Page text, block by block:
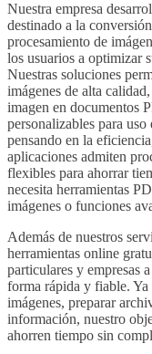
Nuestra empresa
destinado a la
procesamiento de
los usuarios a optimizar
Nuestras soluciones
imágenes de alta
imagen en documentos
personalizables para
pensando en la
aplicaciones admiten
flexibles para ahorrar
necesita herramientas
imágenes o funciones
Además de nuestros
herramientas online
particulares y empresas
forma rápida y fiable. Ya
imágenes, preparar
información, nuestro
ahorren tiempo sin